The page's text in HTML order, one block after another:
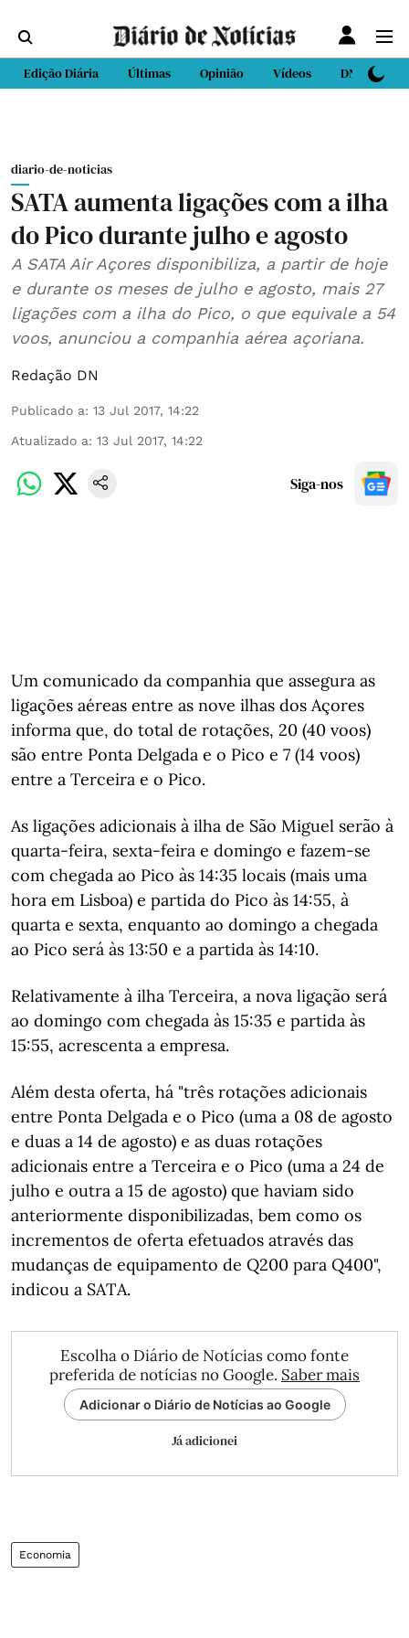
Edição Diária Últimas Opinião Vídeos DN Sport
diario-de-noticias
SATA aumenta ligações com a ilha
do Pico durante julho e agosto
A SATA Air Açores disponibiliza, a partir de hoje
e durante os meses de julho e agosto, mais 27
ligações com a ilha do Pico, o que equivale a 54
voos, anunciou a companhia aérea açoriana.
Redação DN
Publicado a: 13 Jul 2017, 14:22
Atualizado a: 13 Jul 2017, 14:22
Siga-nos
Um comunicado da companhia que assegura as
ligações aéreas entre as nove ilhas dos Açores
informa que, do total de rotações, 20 (40 voos)
são entre Ponta Delgada e o Pico e 7 (14 voos)
entre a Terceira e o Pico.
As ligações adicionais à ilha de São Miguel serão à
quarta-feira, sexta-feira e domingo e fazem-se
com chegada ao Pico às 14:35 locais (mais uma
hora em Lisboa) e partida do Pico às 14:55, à
quarta e sexta, enquanto ao domingo a chegada
ao Pico será às 13:50 e a partida às 14:10.
Relativamente à ilha Terceira, a nova ligação será
ao domingo com chegada às 15:35 e partida às
15:55, acrescenta a empresa.
Além desta oferta, há "três rotações adicionais
entre Ponta Delgada e o Pico (uma a 08 de agosto
e duas a 14 de agosto) e as duas rotações
adicionais entre a Terceira e o Pico (uma a 24 de
julho e outra a 15 de agosto) que haviam sido
anteriormente disponibilizadas, bem como os
incrementos de oferta efetuados através das
mudanças de equipamento de Q200 para Q400",
indicou a SATA.
Escolha o Diário de Notícias como fonte
preferida de notícias no Google. Saber mais
Adicionar o Diário de Notícias ao Google
Já adicionei
Economia